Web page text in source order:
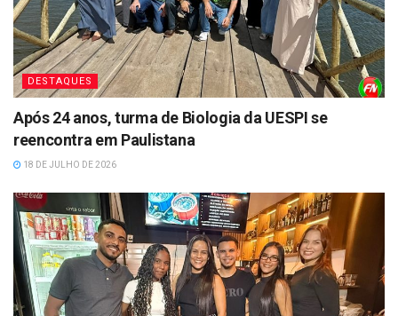
DESTAQUES
Após 24 anos, turma de Biologia da UESPI se
reencontra em Paulistana
18 DE JULHO DE 2026